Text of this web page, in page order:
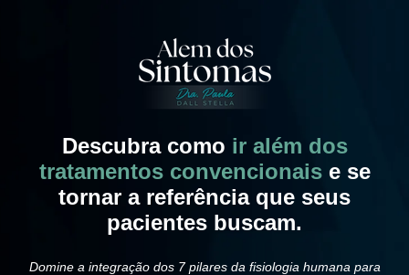
Descubra como ir além dos
tratamentos convencionaise se
tornar a referência que seus
pacientes buscam.
Domine a integração dos 7 pilares da fisiologia humana para